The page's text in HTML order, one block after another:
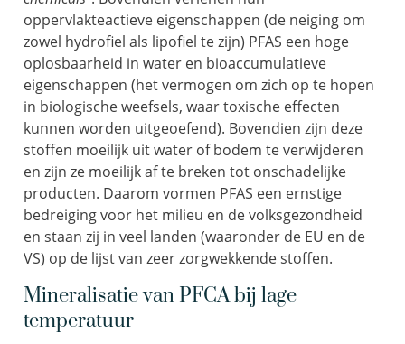
oppervlakteactieve eigenschappen (de neiging om
zowel hydrofiel als lipofiel te zijn) PFAS een hoge
oplosbaarheid in water en bioaccumulatieve
eigenschappen (het vermogen om zich op te hopen
in biologische weefsels, waar toxische effecten
kunnen worden uitgeoefend). Bovendien zijn deze
stoffen moeilijk uit water of bodem te verwijderen
en zijn ze moeilijk af te breken tot onschadelijke
producten. Daarom vormen PFAS een ernstige
bedreiging voor het milieu en de volksgezondheid
en staan zij in veel landen (waaronder de EU en de
VS) op de lijst van zeer zorgwekkende stoffen.
Mineralisatie van PFCA bij lage
temperatuur